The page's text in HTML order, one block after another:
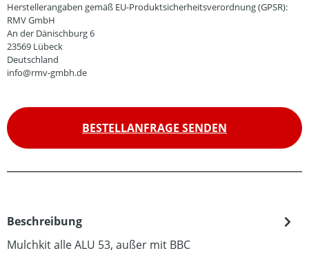
Herstellerangaben gemäß EU-Produktsicherheitsverordnung (GPSR):
RMV GmbH
An der Dänischburg 6
23569 Lübeck
Deutschland
info@rmv-gmbh.de
BESTELLANFRAGE SENDEN
Beschreibung
Mulchkit alle ALU 53, außer mit BBC